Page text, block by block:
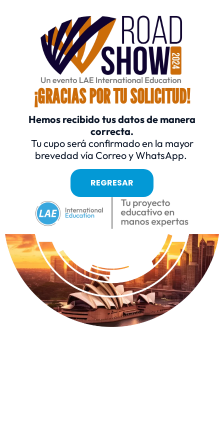
¡GRACIAS POR TU SOLICITUD!
Hemos recibido tus datos de manera
correcta.
Tu cupo será confirmado en la mayor
brevedad vía Correo y WhatsApp.
REGRESAR